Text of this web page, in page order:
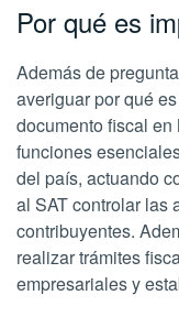
Por qué es
Además de
averiguar por qué
documento fiscal
funciones
del país, actuando
al SAT controlar las
contribuyentes.
realizar trámites
empresariales y